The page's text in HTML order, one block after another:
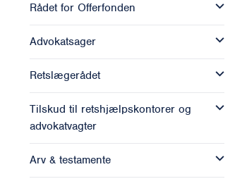
Rådet for Offerfonden
Advokatsager
Retslægerådet
Tilskud til retshjælpskontorer og
advokatvagter
Arv & testamente